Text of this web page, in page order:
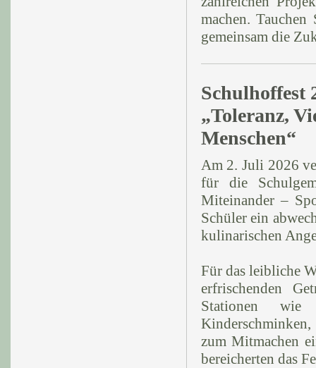
machen.
gemeinsam die
Schulhoffest
„Toleranz,
Menschen“
Am 2. Juli 2026
für die
Miteinander –
Schüler ein
kulinarischen
Für das leibliche
erfrischenden
Stationen wie
zum Mitmachen
bereicherten das